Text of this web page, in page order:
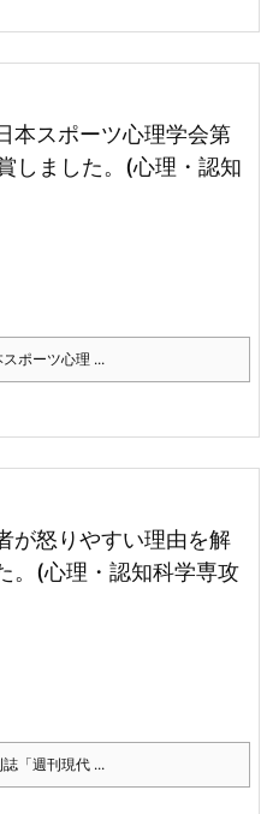
本スポーツ心理学会第
しました。(心理・認知
スポーツ心理 ...
が怒りやすい理由を解
。(心理・認知科学専攻
「週刊現代 ...